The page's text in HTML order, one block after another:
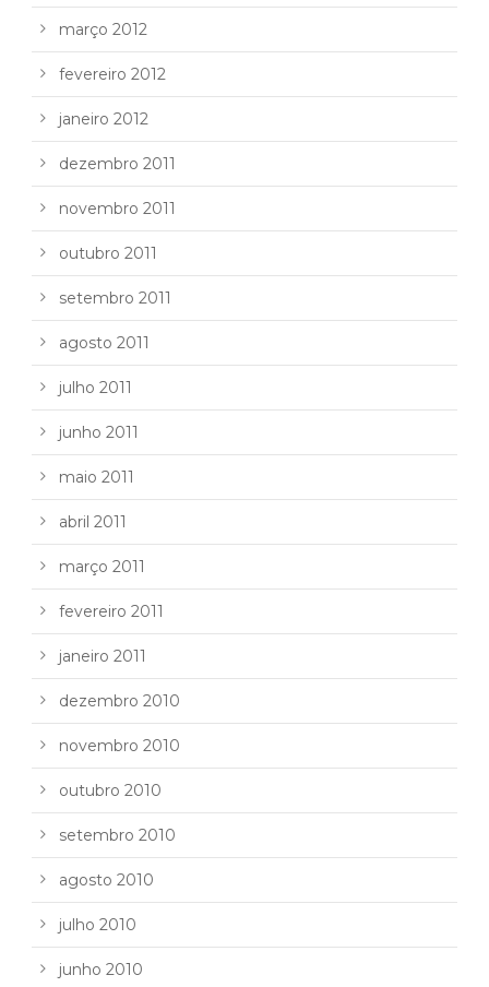
março 2012
fevereiro 2012
janeiro 2012
dezembro 2011
novembro 2011
outubro 2011
setembro 2011
agosto 2011
julho 2011
junho 2011
maio 2011
abril 2011
março 2011
fevereiro 2011
janeiro 2011
dezembro 2010
novembro 2010
outubro 2010
setembro 2010
agosto 2010
julho 2010
junho 2010